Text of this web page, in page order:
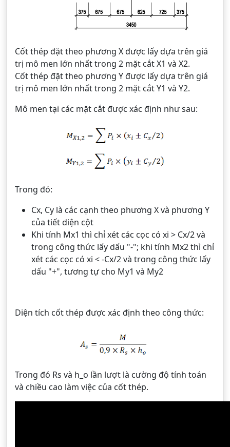
Cốt thép đặt theo phương X được lấy dựa trên giá
trị mô men lớn nhất trong 2 mặt cắt X1 và X2.
Cốt thép đặt theo phương Y được lấy dựa trên giá
trị mô men lớn nhất trong 2 mặt cắt Y1 và Y2.
Mô men tại các mặt cắt được xác định như sau:
Trong đó:
Cx, Cy là các cạnh theo phương X và phương Y
của tiết diện cột
Khi tính Mx1 thì chỉ xét các cọc có xi > Cx/2 và
trong công thức lấy dấu "-"; khi tính Mx2 thì chỉ
xét các cọc có xi < -Cx/2 và trong công thức lấy
dấu "+", tương tự cho My1 và My2
Diện tích cốt thép được xác định theo công thức:
Trong đó Rs và h_o lần lượt là cường độ tính toán
và chiều cao làm việc của cốt thép.